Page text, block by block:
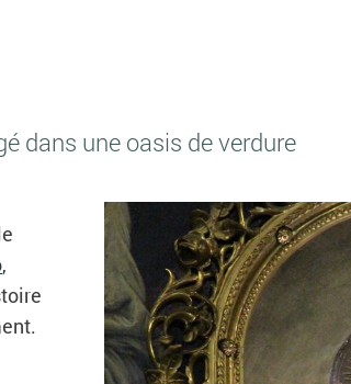
dans une oasis de verdure
,